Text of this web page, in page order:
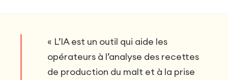
« L’IA est un outil qui aide les
opérateurs à l’analyse des recettes
de production du malt et à la prise